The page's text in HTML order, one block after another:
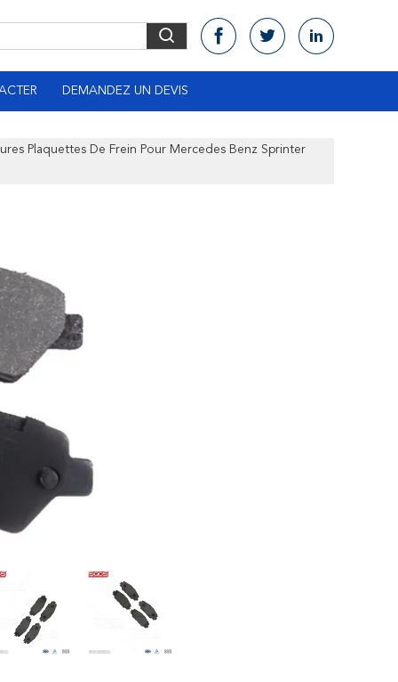
DEMANDEZ UN DEVIS
Plaquettes De Frein Pour Mercedes Benz Sprinter